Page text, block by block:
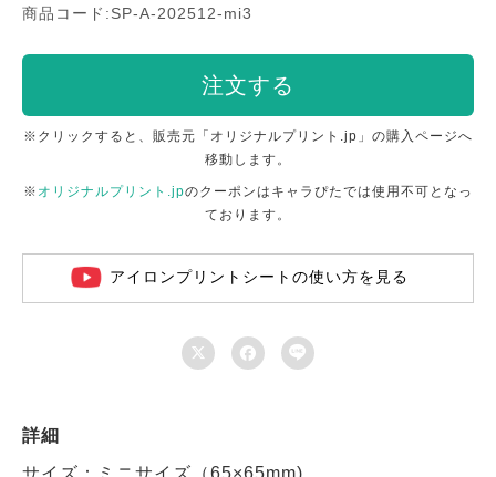
商品コード:SP-A-202512-mi3
注文する
※クリックすると、販売元「オリジナルプリント.jp」の購入ページへ
移動します。
※ オリジナルプリント.jpのクーポンはキャラぴたでは使用不可となっ
ております。
アイロンプリントシートの使い方を見る
  
詳細
サイズ：ミニサイズ（65×65mm)